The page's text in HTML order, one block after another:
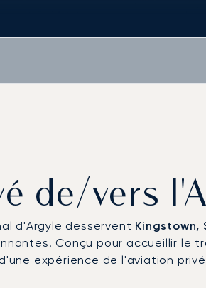
de/vers
d'Argyle desservent
Conçu pour accueillir
expérience de l'aviation